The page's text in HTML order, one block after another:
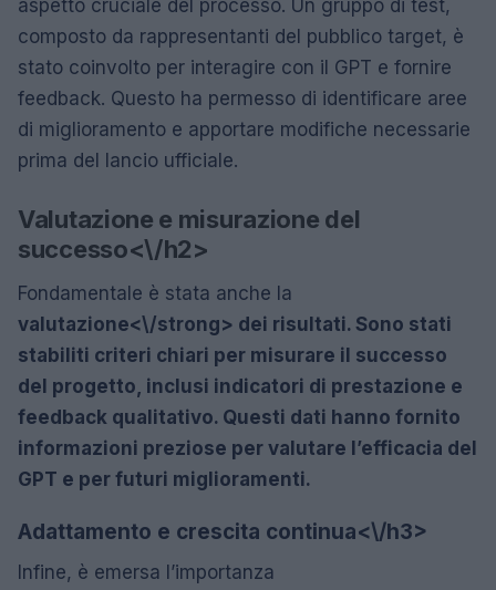
aspetto cruciale del processo. Un gruppo di test,
composto da rappresentanti del pubblico target, è
stato coinvolto per interagire con il GPT e fornire
feedback. Questo ha permesso di identificare aree
di miglioramento e apportare modifiche necessarie
prima del lancio ufficiale.
Valutazione e misurazione del
successo<\/h2>
Fondamentale è stata anche la
valutazione<\/strong> dei risultati. Sono stati
stabiliti criteri chiari per misurare il successo
del progetto, inclusi indicatori di prestazione e
feedback qualitativo. Questi dati hanno fornito
informazioni preziose per valutare l’efficacia del
GPT e per futuri miglioramenti.
Adattamento e crescita continua<\/h3>
Infine, è emersa l’importanza